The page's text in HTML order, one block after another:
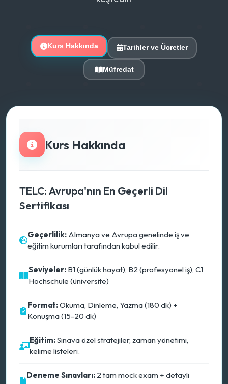
Kurs Hakkında Tarihler ve Ücretler
Müfredat
Kurs Hakkında
TELC: Avrupa'nın En Geçerli Dil
Sertifikası
Geçerlilik: Almanya ve Avrupa genelinde iş ve
eğitim kurumları tarafından kabul edilir.
Seviyeler: B1 (günlük hayat), B2 (profesyonel iş), C1
Hochschule (üniversite)
Format:Okuma, Dinleme, Yazma (180 dk) +
Konuşma (15-20 dk)
Eğitim:Sınava özel stratejiler, zaman yönetimi,
kelime listeleri.
Deneme Sınavları: 2 tam mock exam + detaylı